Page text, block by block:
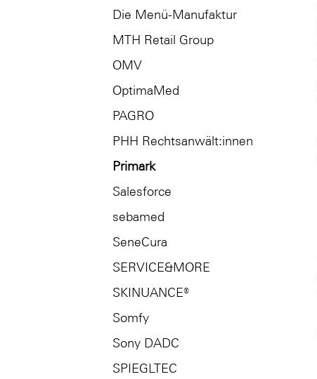
Die Menü-Manufaktur
MTH Retail Group
OMV
OptimaMed
PAGRO
PHH Rechtsanwält:innen
Primark
Salesforce
sebamed
SeneCura
SERVICE&MORE
SKINUANCE®
Somfy
Sony DADC
SPIEGLTEC